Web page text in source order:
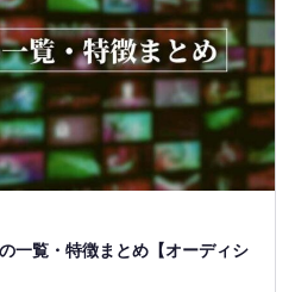
一覧・特徴まとめ【オーディシ